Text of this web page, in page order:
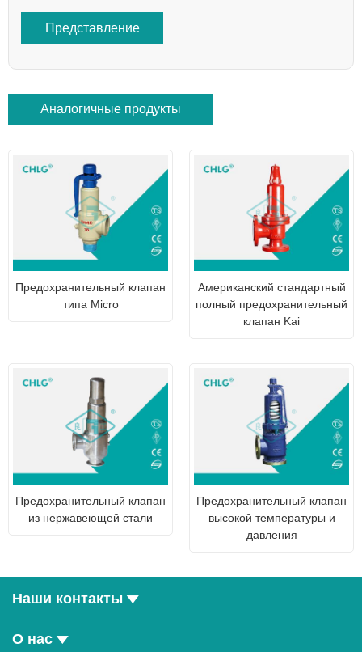
Представление
Аналогичные продукты
Предохранительный клапан
типа Micro
Американский стандартный
полный предохранительный
клапан Kai
Предохранительный клапан
из нержавеющей стали
Предохранительный клапан
высокой температуры и
давления
Наши контакты
О нас